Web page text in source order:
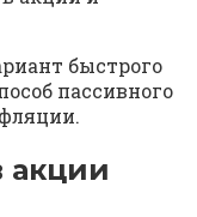
быстрого
пассивного
акции